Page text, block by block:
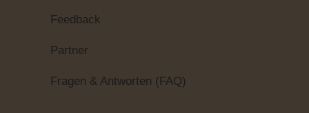
Feedback
Partner
Fragen & Antworten (FAQ)